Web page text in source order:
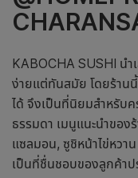
KABOCHA SUSHI นำ
ง่ายแต่ทันสมัย โดยร้าน
ได้ จึงเป็นที่นิยมสำหรับค
ธรรมดา เมนูแนะนำของ
แซลมอน, ซูชิหน้าไข่หวา
เป็นที่ชื่นชอบของลูกค้าป